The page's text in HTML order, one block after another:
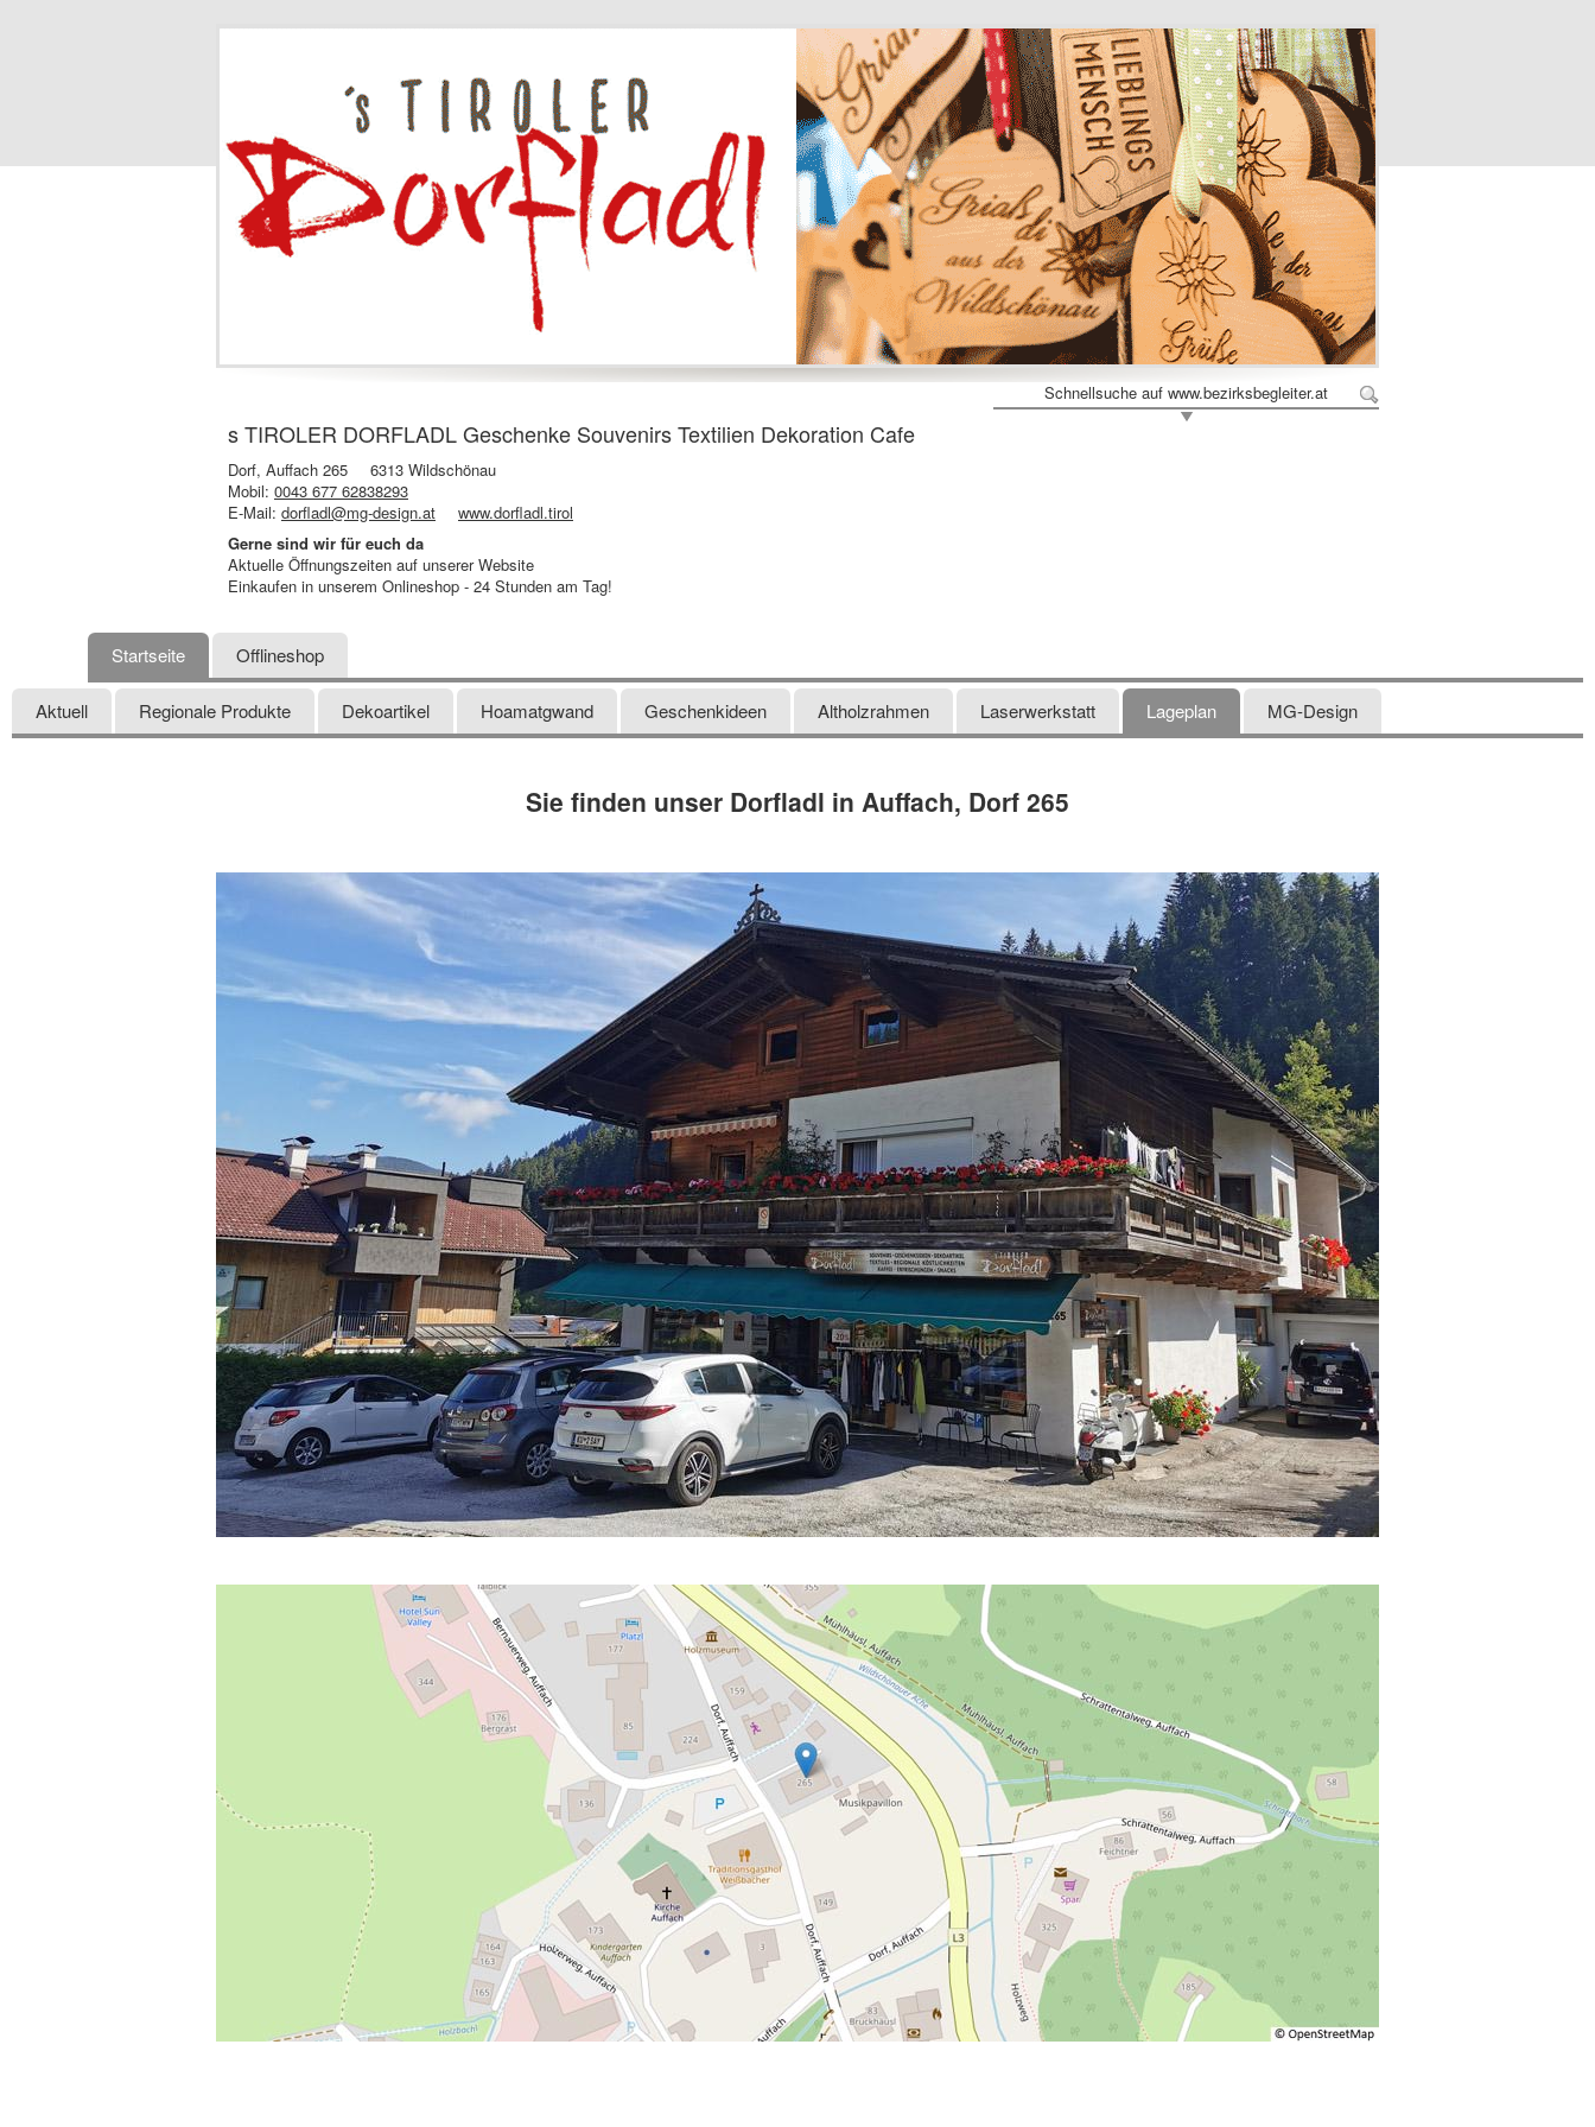
Schnellsuche auf www.bezirksbegleiter.at
s TIROLER DORFLADL Geschenke Souvenirs Textilien Dekoration Cafe
Dorf, Auffach 265
6313 Wildschönau
Mobil: 0043 677 62838293
E-Mail: dorfladl@mg-design.at
www.dorfladl.tirol
Gerne sind wir für euch da
Aktuelle Öffnungszeiten auf unserer Website
Einkaufen in unserem Onlineshop - 24 Stunden am Tag!
Startseite Offlineshop
Aktuell Regionale Produkte Dekoartikel Hoamatgwand Geschenkideen Altholzrahmen Laserwerkstatt Lageplan MG-Design
Sie finden unser Dorfladl in Auffach, Dorf 265